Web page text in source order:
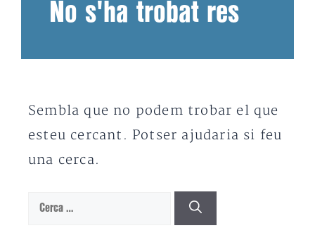
No s'ha trobat res
Sembla que no podem trobar el que
esteu cercant. Potser ajudaria si feu
una cerca.
Cerca: